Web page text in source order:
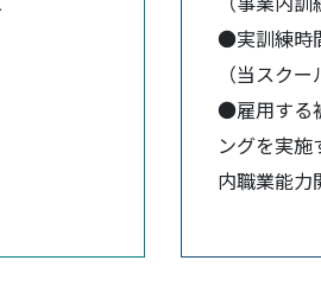
●実訓練時
（当スク
●雇用する
ングを実
内職業能力